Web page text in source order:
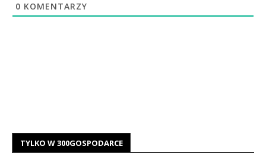
0 KOMENTARZY
TYLKO W 300GOSPODARCE